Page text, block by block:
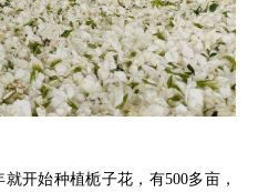
开始种植栀子花，有500多亩，